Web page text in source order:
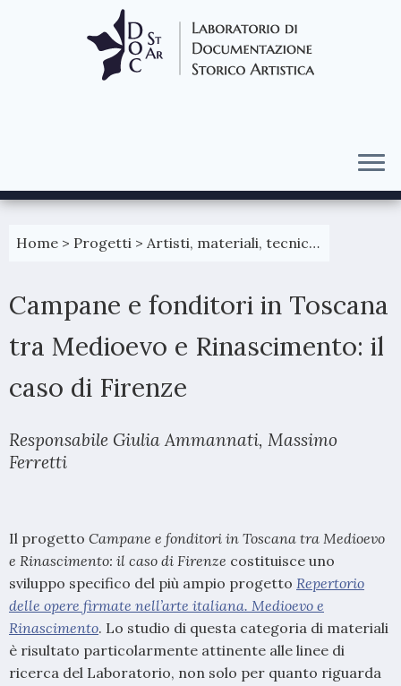
Passa
Home > Progetti > Artisti, materiali, tecniche
Campane e fonditori in Toscana
tra Medioevo e Rinascimento: il
caso di Firenze
Responsabile Giulia Ammannati, Massimo
Ferretti
Il progetto Campane e fonditori in Toscana tra Medioevo
e Rinascimento: il caso di Firenze costituisce uno
sviluppo specifico del più ampio progetto Repertorio
delle opere firmate nell’arte italiana. Medioevo e
Rinascimento. Lo studio di questa categoria di materiali
è risultato particolarmente attinente alle linee di
ricerca del Laboratorio, non solo per quanto riguarda